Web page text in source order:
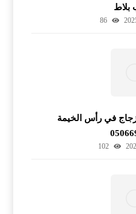
بلاط
86
في رأس الخيمة
102